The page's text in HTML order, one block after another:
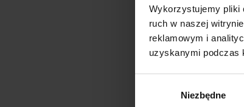
Wykorzystujemy pliki
ruch w naszej
reklamowym i
uzyskanymi podczas
Niezbędne